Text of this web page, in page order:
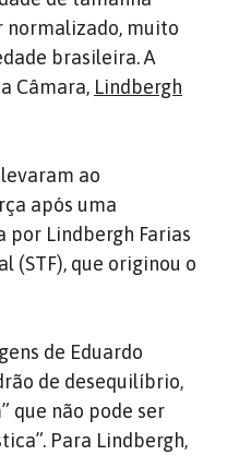
normalizado, muito
brasileira. A
Câmara, Lindbergh
ao
após uma
Lindbergh Farias
(STF), que originou o
de Eduardo
de desequilíbrio,
que não pode ser
Para Lindbergh,